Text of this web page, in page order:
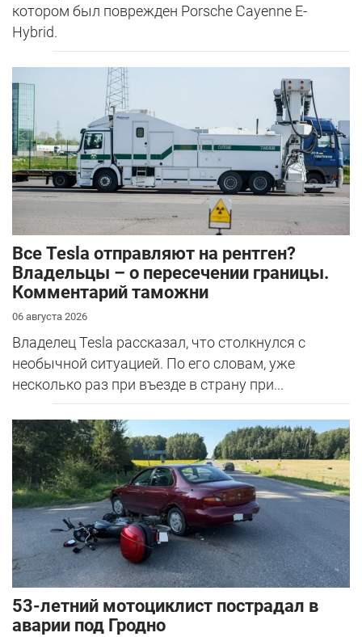
котором был поврежден Porsche Cayenne E-
Hybrid.
Все Tesla отправляют на рентген?
Владельцы – о пересечении границы.
Комментарий таможни
06 августа 2026
Владелец Tesla рассказал, что столкнулся с
необычной ситуацией. По его словам, уже
несколько раз при въезде в страну при...
53-летний мотоциклист пострадал в
аварии под Гродно